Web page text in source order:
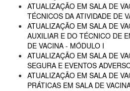
ATUALIZAÇÃO EM SALA DE
TÉCNICOS DA ATIVIDADE DE
ATUALIZAÇÃO EM SALA DE
AUXILIAR E DO TÉCNICO DE
DE VACINA - MÓDULO I
ATUALIZAÇÃO EM SALA DE
SEGURA E EVENTOS
ATUALIZAÇÃO EM SALA DE
PRÁTICAS EM SALA DE